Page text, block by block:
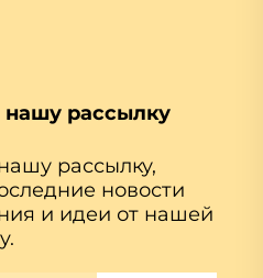
рассылку
рассылку,
новости
и идеи от нашей